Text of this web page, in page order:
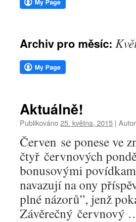
webu
Archiv pro měsíc:
Aktuálně!
Publikováno25. května, 2015 |
Červen se ponese ve
čtyř červnových
bonusovými
navazují na ony
plné názorů”, jenž
Závěrečný červnový